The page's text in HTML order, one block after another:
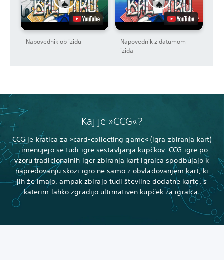
Napovednik ob izidu
Napovednik z datumom
izida
Kaj je »CCG«?
CCG je kratica za »card-collecting game« (igra zbiranja kart)
– imenujejo se tudi igre sestavljanja kupčkov. CCG igre po
vzoru tradicionalnih iger zbiranja kart igralca spodbujajo k
napredovanju skozi igro ne samo z obvladovanjem kart, ki
jih že imajo, ampak zbirajo tudi številne dodatne karte, s
katerim lahko zgradijo ultimativen kupček za igralca.